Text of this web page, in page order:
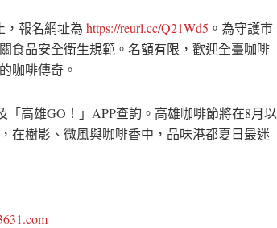
，報名網址為 https://reurl.cc/Q21Wd5 。為守護市
食品安全衛生規範。名額有限，歡迎全臺咖啡
咖啡傳奇。
「高雄GO！」APP查詢。高雄咖啡節將在8月以
在樹影、微風與咖啡香中，品味港都夏日最迷